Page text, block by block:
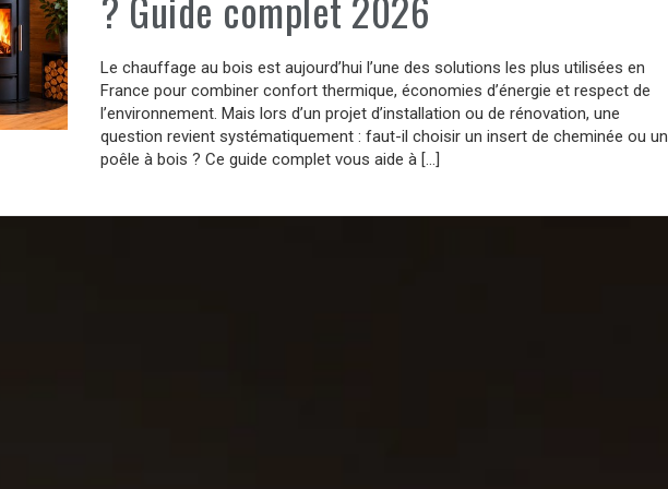
Le chauffage au bois est aujourd’hui l’une des solutions les plus utilisées en
France pour combiner confort thermique, économies d’énergie et respect de
l’environnement. Mais lors d’un projet d’installation ou de rénovation, une
question revient systématiquement : faut-il choisir un insert de cheminée ou un
poêle à bois ? Ce guide complet vous aide à […]